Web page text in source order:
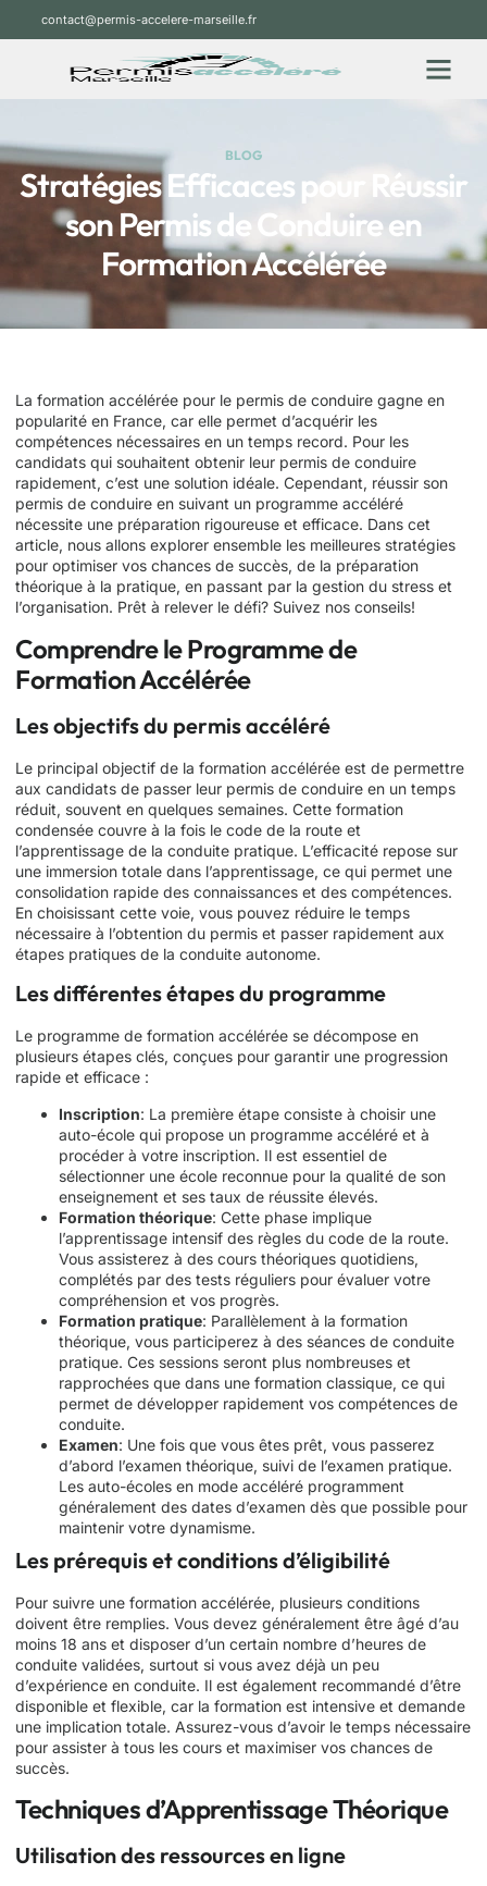
contact@permis-accelere-marseille.fr
BLOG
Stratégies Efficaces pour Réussir
son Permis de Conduire en
Formation Accélérée
La formation accélérée pour le permis de conduire gagne en
popularité en France, car elle permet d’acquérir les
compétences nécessaires en un temps record. Pour les
candidats qui souhaitent obtenir leur permis de conduire
rapidement, c’est une solution idéale. Cependant, réussir son
permis de conduire en suivant un programme accéléré
nécessite une préparation rigoureuse et efficace. Dans cet
article, nous allons explorer ensemble les meilleures stratégies
pour optimiser vos chances de succès, de la préparation
théorique à la pratique, en passant par la gestion du stress et
l’organisation. Prêt à relever le défi? Suivez nos conseils!
Comprendre le Programme de
Formation Accélérée
Les objectifs du permis accéléré
Le principal objectif de la formation accélérée est de permettre
aux candidats de passer leur permis de conduire en un temps
réduit, souvent en quelques semaines. Cette formation
condensée couvre à la fois le code de la route et
l’apprentissage de la conduite pratique. L’efficacité repose sur
une immersion totale dans l’apprentissage, ce qui permet une
consolidation rapide des connaissances et des compétences.
En choisissant cette voie, vous pouvez réduire le temps
nécessaire à l’obtention du permis et passer rapidement aux
étapes pratiques de la conduite autonome.
Les différentes étapes du programme
Le programme de formation accélérée se décompose en
plusieurs étapes clés, conçues pour garantir une progression
rapide et efficace :
Inscription: La première étape consiste à choisir une
auto-école qui propose un programme accéléré et à
procéder à votre inscription. Il est essentiel de
sélectionner une école reconnue pour la qualité de son
enseignement et ses taux de réussite élevés.
Formation théorique: Cette phase implique
l’apprentissage intensif des règles du code de la route.
Vous assisterez à des cours théoriques quotidiens,
complétés par des tests réguliers pour évaluer votre
compréhension et vos progrès.
Formation pratique: Parallèlement à la formation
théorique, vous participerez à des séances de conduite
pratique. Ces sessions seront plus nombreuses et
rapprochées que dans une formation classique, ce qui
permet de développer rapidement vos compétences de
conduite.
Examen: Une fois que vous êtes prêt, vous passerez
d’abord l’examen théorique, suivi de l’examen pratique.
Les auto-écoles en mode accéléré programment
généralement des dates d’examen dès que possible pour
maintenir votre dynamisme.
Les prérequis et conditions d’éligibilité
Pour suivre une formation accélérée, plusieurs conditions
doivent être remplies. Vous devez généralement être âgé d’au
moins 18 ans et disposer d’un certain nombre d’heures de
conduite validées, surtout si vous avez déjà un peu
d’expérience en conduite. Il est également recommandé d’être
disponible et flexible, car la formation est intensive et demande
une implication totale. Assurez-vous d’avoir le temps nécessaire
pour assister à tous les cours et maximiser vos chances de
succès.
Techniques d’Apprentissage Théorique
Utilisation des ressources en ligne